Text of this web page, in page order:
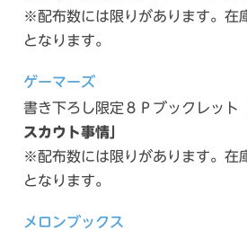
※配布数には限りがあります。在
となります。
ゲーマーズ
書き下ろし限定８Ｐブックレット
スカウト事情」
※配布数には限りがあります。在
となります。
メロンブックス